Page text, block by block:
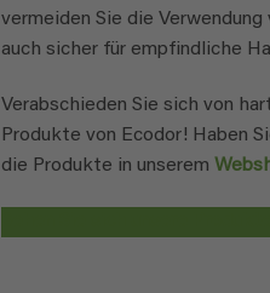
vermeiden Sie die
auch sicher für empfindliche
Verabschieden Sie sich von
Produkte von Ecodor! Haben
die Produkte in unserem